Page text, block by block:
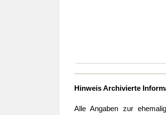
Hinweis Archivierte
Alle Angaben zur